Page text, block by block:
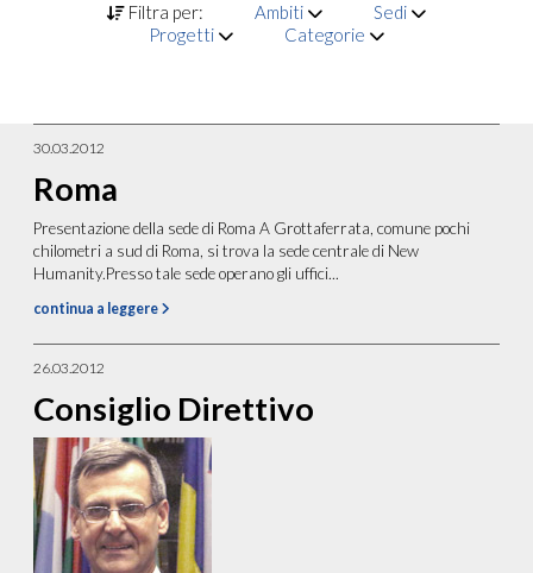
Filtra per: Ambiti
Sedi
Progetti
Categorie
30.03.2012
Roma
Presentazione della sede di Roma A Grottaferrata, comune pochi
chilometri a sud di Roma, si trova la sede centrale di New
Humanity.Presso tale sede operano gli uffici...
continua a leggere
26.03.2012
Consiglio Direttivo